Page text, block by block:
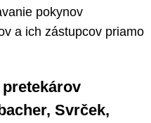
pokynov
a ich zástupcov priamo
Svrček,